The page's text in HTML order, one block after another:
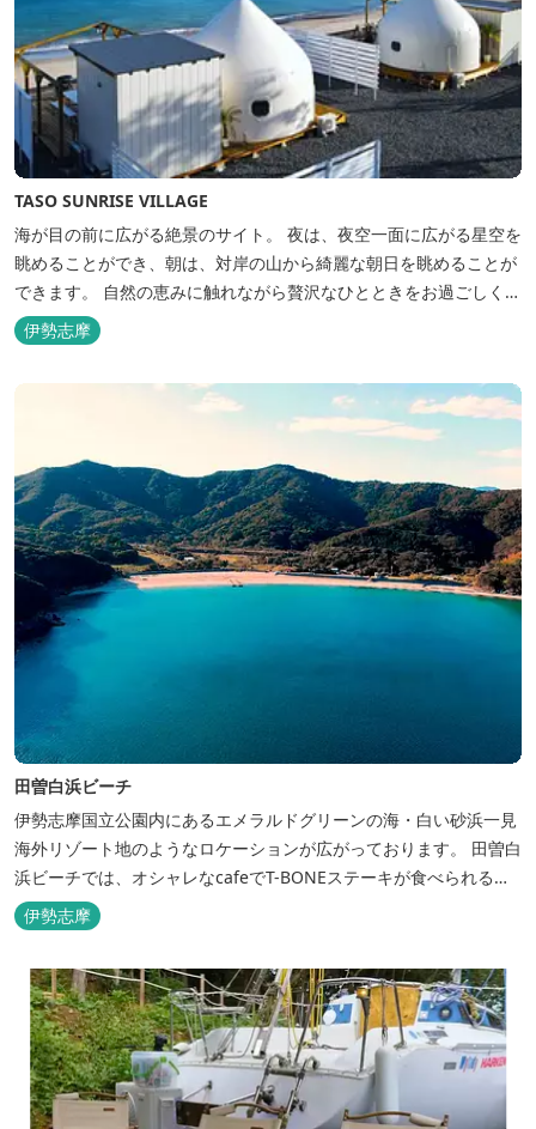
TASO SUNRISE VILLAGE
海が目の前に広がる絶景のサイト。 夜は、夜空一面に広がる星空を
眺めることができ、朝は、対岸の山から綺麗な朝日を眺めることが
できます。 自然の恵みに触れながら贅沢なひとときをお過ごしくだ
さい。 ウッドテラスでのバーベキューを楽しむこともでき、BBQ
初心者でも安心のガスBBQ台をご用意しております。 また、海岸
を散策しながら海風を感じるのもよし、インスタントハウス内でリ
伊勢志摩
田曽白浜ビーチ
伊勢志摩国立公園内にあるエメラルドグリーンの海・白い砂浜一見
海外リゾート地のようなロケーションが広がっております。 田曽白
浜ビーチでは、オシャレなcafeでT-BONEステーキが食べられる。
又、海を見ながら黄昏るのもよし、アクティブにマリンアクティビ
ティ・スカイダイビング・ヘリコプタークルージングを体験するこ
ともできます。 是非、田曽白浜にございます施設紹介のVTRをご参
照く...
伊勢志摩